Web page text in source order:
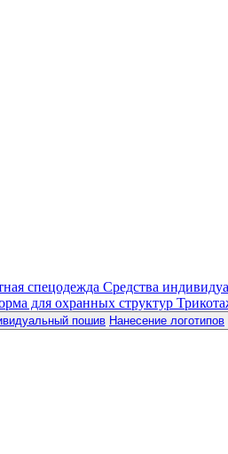
спецодежда Средства
для охранных структур
пошив Нанесение логотипов